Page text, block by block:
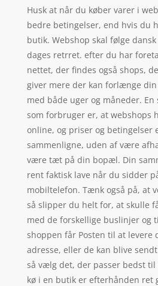
Husk at når du køber varer i
bedre betingelser, end hvis du
butik. Webshop skal følge
dages retrret. efter du har
nettet, der findes også shops,
giver mere der kan forlænge
med både uger og måneder.
som forbruger er, at webshops
online, og priser og betingelser
sammenligne, uden af være
være tæt på din bopæl. Din
rent faktisk lave når du sidder
mobiltelefon. Tænk også på, at
så slipper du helt for, at skulle
med de forskellige buslinjer og
shoppen får Posten til at levere
adresse, eller de kan blive
så vælg det, der passer bedst til
kø i en butik er efterhånden ret